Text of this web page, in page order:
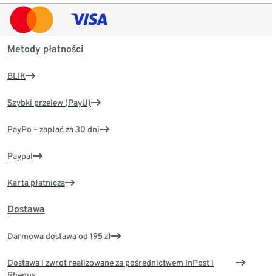
Metody płatności
BLIK
Szybki przelew (PayU)
PayPo – zapłać za 30 dni
Paypal
Karta płatnicza
Dostawa
Darmowa dostawa od 195 zł
Dostawa i zwrot realizowane za pośrednictwem InPost i